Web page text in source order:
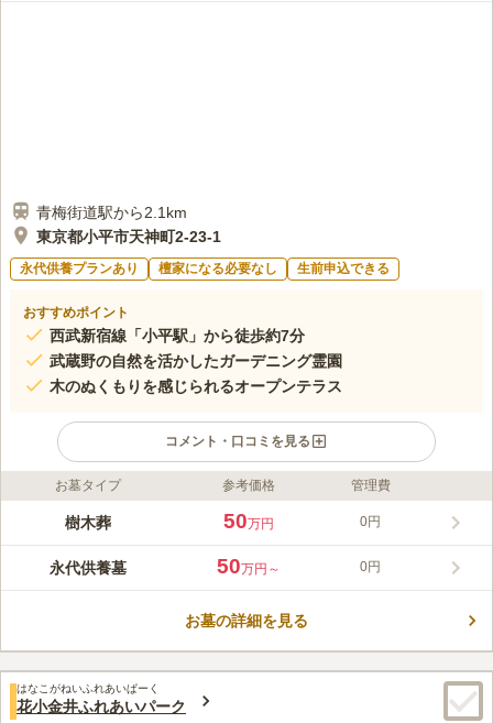
青梅街道駅から2.1km
東京都小平市天神町2-23-1
永代供養プランあり 檀家になる必要なし 生前申込できる
おすすめポイント
西武新宿線「小平駅」から徒歩約7分
武蔵野の自然を活かしたガーデニング霊園
木のぬくもりを感じられるオープンテラス
コメント・口コミを見る
ライフドット編集部のコメント
西武新宿線「小平駅」から約7分とアクセス良好な立地のガーデ
です。一般墓所・樹木葬・永代供養墓から希望に合わせて選ぶこ
とができ、どれも個性的な作りになっています。木の温もりを感
オープンテラスがあり、心和やかにゆったりとした時を過ごすこ
みんなの評価
3.9 口コミ10件
40代女性
食事所や自動販売機には周りに少な過ぎて不満を感じてます。が
ふれあいパーク内のを利用すれば良いようになってます。定価やそれより
少し高目なので、もっと周りに自販機などあればいいなぁといつも思って
お墓タイプ 参考価格 管理費
樹木葬 50万円 0円
永代供養墓 50万円～ 0円
お墓の詳細を見る
はなこがねいふれあいぱーく
花小金井ふれあいパーク